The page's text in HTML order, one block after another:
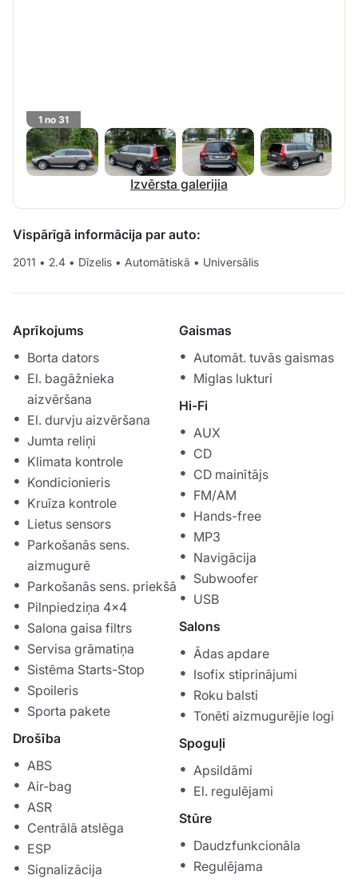
1 no 31
Izvērsta galerijia
Vispārīgā informācija par auto:
2011 • 2.4 • Dīzelis • Automātiskā • Universālis
Aprīkojums
Borta dators
El. bagāžnieka
aizvēršana
El. durvju aizvēršana
Jumta reliņi
Klimata kontrole
Kondicionieris
Kruīza kontrole
Lietus sensors
Parkošanās sens.
aizmugurē
Parkošanās sens. priekšā
Pilnpiedziņa 4x4
Salona gaisa filtrs
Servisa grāmatiņa
Sistēma Starts-Stop
Spoileris
Sporta pakete
Drošība
ABS
Air-bag
ASR
Centrālā atslēga
ESP
Signalizācija
Gaismas
Automāt. tuvās gaismas
Miglas lukturi
Hi-Fi
AUX
CD
CD mainītājs
FM/AM
Hands-free
MP3
Navigācija
Subwoofer
USB
Salons
Ādas apdare
Isofix stiprinājumi
Roku balsti
Tonēti aizmugurējie logi
Spoguļi
Apsildāmi
El. regulējami
Stūre
Daudzfunkcionāla
Regulējama